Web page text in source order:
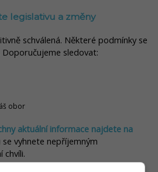
legislativu a změny
schválená. Některé podmínky se
sledovat:
obor
aktuální informace najdete na
se vyhnete nepříjemným
chvíli.